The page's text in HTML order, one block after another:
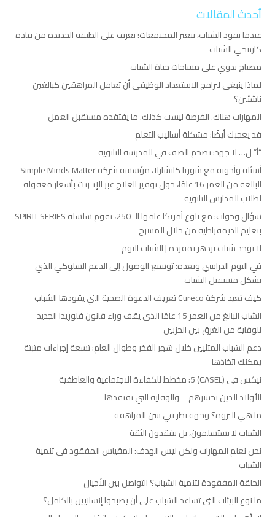
أحدث المقالات
عندما يقود الشباب، تتغير المجتمعات: تعرف على الطبقة الجديدة من قادة
كارنيجي الشباب
مصباح يدوي على مساحات حياة الشباب
لماذا ينبغي لبرامج الاستعداد الوظيفي أن تعامل المراهقين كبالغين
ناشئين؟
المهارات هناك. الفرصة ليست كذلك. ما يفتقده مستقبل العمل
قد يعجبك أيضًا: مشكلة أساليب التعلم
“أ” ل… لا جهد: تضخم الصف في المدرسة الثانوية
أسئلة وأجوبة مع شوريا كانشارلا، مؤسسة شركة Simple Minds Matter
البالغة من العمر 16 عامًا، حول توفير العلاج عبر الإنترنت بأسعار معقولة
لطلاب المدارس الثانوية
سؤال وجواب: مع بلوغ أمريكا عامها الـ 250، تقوم سلسلة SPIRIT SERIES
بتعليم الديمقراطية من خلال المسرح
لا يوجد شباب يزدهر بمفرده | الشباب اليوم
في اليوم الدراسي وبعده: توسيع الوصول إلى الدعم السلوكي الذي
يشكل مستقبل الشباب
كيف تعيد شركة Cureco تعريف الدعوة الصحية التي يقودها الشباب
الشاب البالغ من العمر 15 عامًا الذي يقف وراء قانون فلوريدا الجديد
للوقاية من الغرق بين الحزبين
دعم الشباب المثليين خلال شهر الفخر وطوال العام: تسعة إجراءات مثبتة
يمكنك اتخاذها
نيكس في (CASEL) 5: مخطط للكفاءة الاجتماعية والعاطفية
الأولاد الذين نخسرهم – والوقاية التي نفتقدها
ما هي الثروة؟ وجهة نظر في سن المراهقة
الشباب لا يستسلمون، بل يفقدون الثقة
نحن نعلم المهارات ولكن ليس الهدف: المقياس المفقود في تنمية
الشباب
الحلقة المفقودة لتنمية الشباب؟ التواصل بين الأجيال
ما نوع البيئات التي تساعد الشباب على أن يصبحوا إنسانيين بالكامل؟